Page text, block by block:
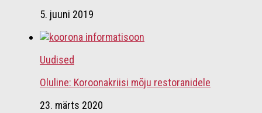
5. juuni 2019
Uudised
Oluline: Koroonakriisi mõju restoranidele
23. märts 2020